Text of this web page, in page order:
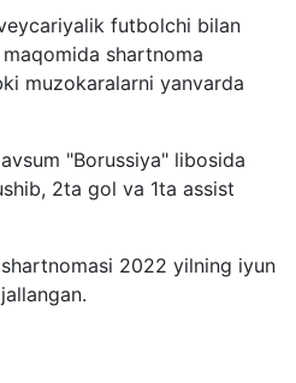
futbolchi bilan
shartnoma
muzokaralarni yanvarda
"Borussiya" libosida
2ta gol va 1ta assist
2022 yilning iyun